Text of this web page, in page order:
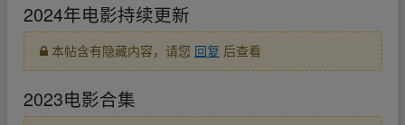
2024年电影持续更新
本帖含有隐藏内容，请您 回复 后查看
2023电影合集